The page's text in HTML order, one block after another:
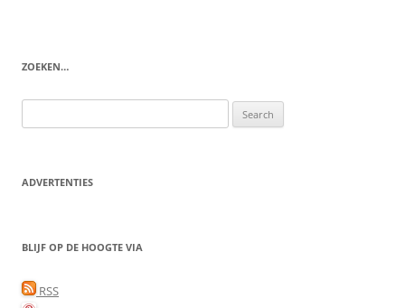
ZOEKEN…
for:
ADVERTENTIES
BLIJF OP DE HOOGTE VIA
RSS